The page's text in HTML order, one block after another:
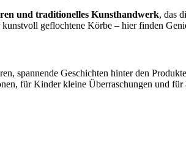
und traditionelles Kunsthandwerk, das
geflochtene Körbe – hier finden
spannende Geschichten hinter den
für Kinder kleine Überraschungen und